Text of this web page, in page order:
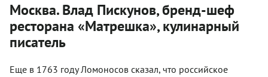
Москва. Влад Пискунов, бренд-шеф
ресторана «Матрешка», кулинарный
писатель
Еще в 1763 году Ломоносов сказал, что российское